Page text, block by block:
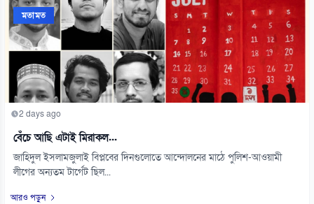
মতামত
2 days ago
বেঁচে আছি এটাই মিরাকল...
জাহিদুল ইসলামজুলাই বিপ্লবের দিনগুলোতে আন্দোলনের মাঠে পুলিশ-আওয়ামী
লীগের অন্যতম টার্গেট ছিল...
আরও পড়ুন